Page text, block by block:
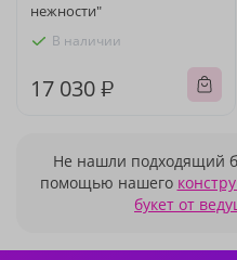
нежности"
В наличии
17 030 ₽
Не нашли подходящий
помощью нашего
букет от